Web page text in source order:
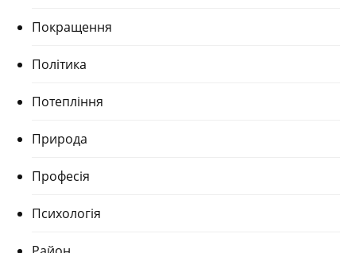
Покращення
Політика
Потепління
Природа
Професія
Психологія